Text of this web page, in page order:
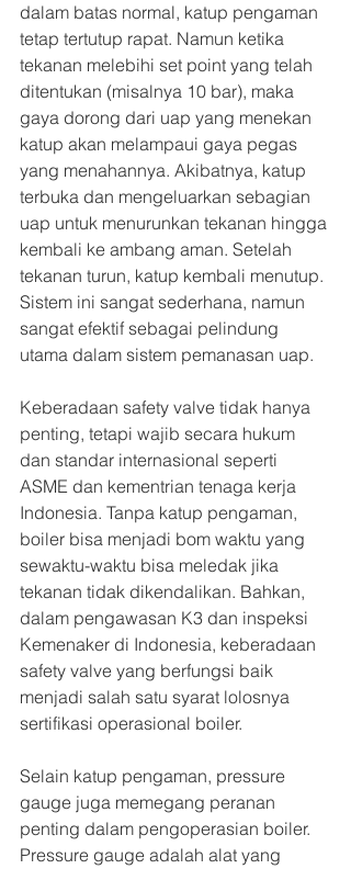
dalam batas normal, katup pengaman
tetap tertutup rapat. Namun ketika
tekanan melebihi set point yang telah
ditentukan (misalnya 10 bar), maka
gaya dorong dari uap yang menekan
katup akan melampaui gaya pegas
yang menahannya. Akibatnya, katup
terbuka dan mengeluarkan sebagian
uap untuk menurunkan tekanan hingga
kembali ke ambang aman. Setelah
tekanan turun, katup kembali menutup.
Sistem ini sangat sederhana, namun
sangat efektif sebagai pelindung
utama dalam sistem pemanasan uap.
Keberadaan safety valve tidak hanya
penting, tetapi wajib secara hukum
dan standar internasional seperti
ASME dan kementrian tenaga kerja
Indonesia. Tanpa katup pengaman,
boiler bisa menjadi bom waktu yang
sewaktu-waktu bisa meledak jika
tekanan tidak dikendalikan. Bahkan,
dalam pengawasan K3 dan inspeksi
Kemenaker di Indonesia, keberadaan
safety valve yang berfungsi baik
menjadi salah satu syarat lolosnya
sertifikasi operasional boiler.
Selain katup pengaman, pressure
gauge juga memegang peranan
penting dalam pengoperasian boiler.
Pressure gauge adalah alat yang